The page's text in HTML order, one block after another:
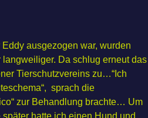
ausgezogen war, wurden
Da schlug erneut das
Tierschutzvereins zu…“Ich
sprach die
zur Behandlung brachte… Um
hatte ich einen Hund und